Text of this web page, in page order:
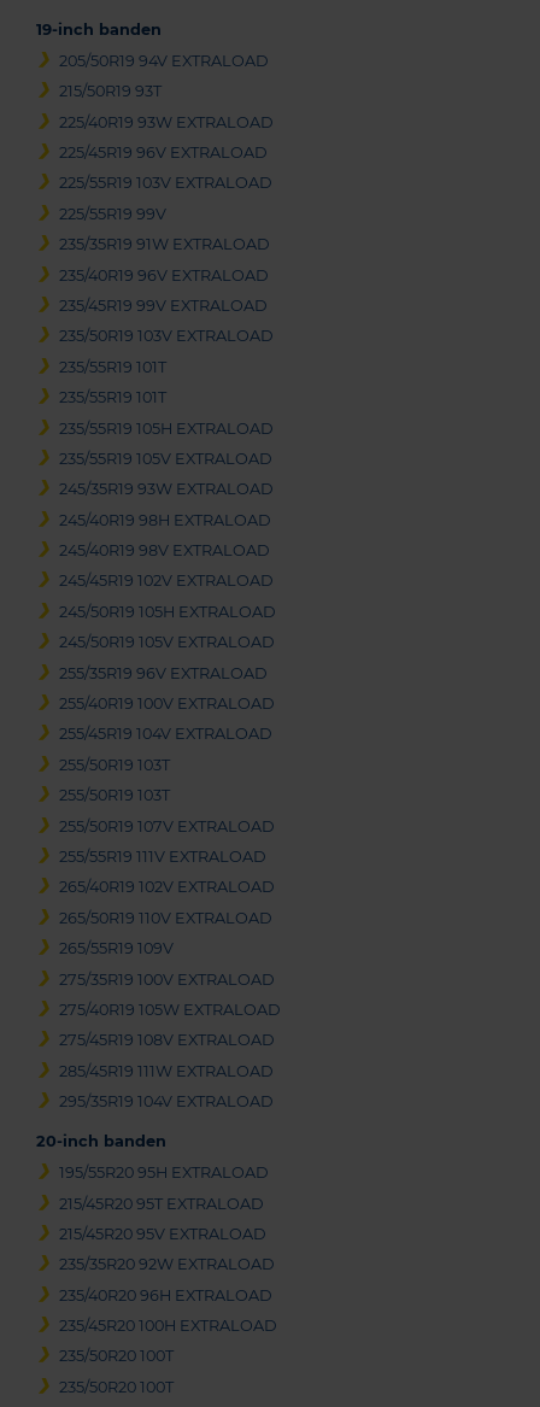
19-inch banden
205/50R19 94V EXTRALOAD
215/50R19 93T
225/40R19 93W EXTRALOAD
225/45R19 96V EXTRALOAD
225/55R19 103V EXTRALOAD
225/55R19 99V
235/35R19 91W EXTRALOAD
235/40R19 96V EXTRALOAD
235/45R19 99V EXTRALOAD
235/50R19 103V EXTRALOAD
235/55R19 101T
235/55R19 101T
235/55R19 105H EXTRALOAD
235/55R19 105V EXTRALOAD
245/35R19 93W EXTRALOAD
245/40R19 98H EXTRALOAD
245/40R19 98V EXTRALOAD
245/45R19 102V EXTRALOAD
245/50R19 105H EXTRALOAD
245/50R19 105V EXTRALOAD
255/35R19 96V EXTRALOAD
255/40R19 100V EXTRALOAD
255/45R19 104V EXTRALOAD
255/50R19 103T
255/50R19 103T
255/50R19 107V EXTRALOAD
255/55R19 111V EXTRALOAD
265/40R19 102V EXTRALOAD
265/50R19 110V EXTRALOAD
265/55R19 109V
275/35R19 100V EXTRALOAD
275/40R19 105W EXTRALOAD
275/45R19 108V EXTRALOAD
285/45R19 111W EXTRALOAD
295/35R19 104V EXTRALOAD
20-inch banden
195/55R20 95H EXTRALOAD
215/45R20 95T EXTRALOAD
215/45R20 95V EXTRALOAD
235/35R20 92W EXTRALOAD
235/40R20 96H EXTRALOAD
235/45R20 100H EXTRALOAD
235/50R20 100T
235/50R20 100T